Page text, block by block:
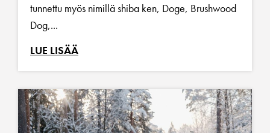
tunnettu myös nimillä shiba ken, Doge, Brushwood
Dog,...
LUE LISÄÄ